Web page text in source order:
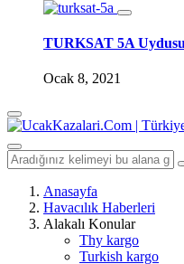
TURKSAT 5A
Ocak 8, 2021
Anasayfa
Havacılık Haberleri
Alakalı Konular
Thy kargo
Turkish kargo